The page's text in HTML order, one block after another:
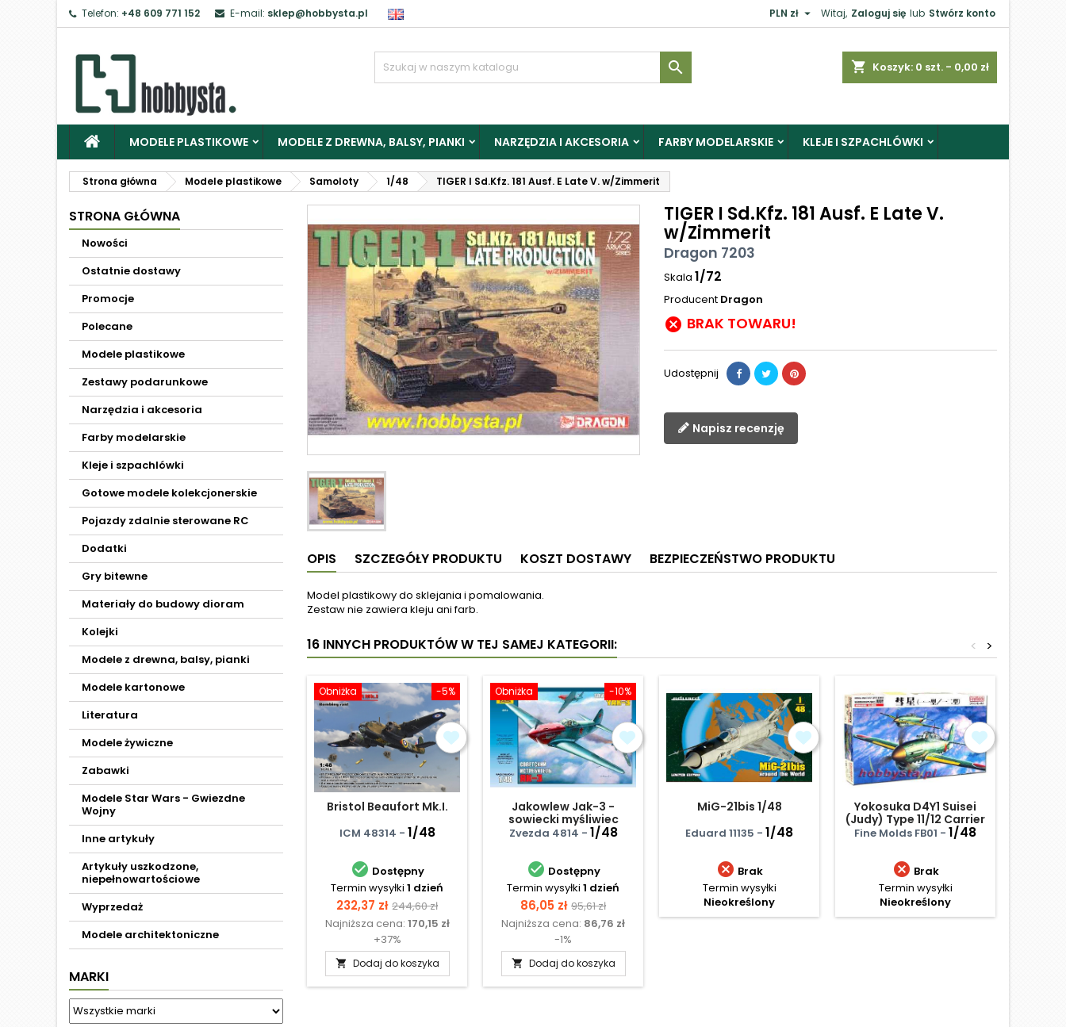
Telefon: +48 609 771 152 E-mail: sklep@hobbysta.pl Witaj, Zaloguj się lub Stwórz konto
PLN zł 
shopping_cart Koszyk: 0 szt. - 0,00 zł

MODELE PLASTIKOWE MODELE Z DREWNA, BALSY, PIANKI NARZĘDZIA I AKCESORIA FARBY MODELARSKIE KLEJE I SZPACHLÓWKI
Strona główna Modele plastikowe Samoloty 1/48 TIGER I Sd.Kfz. 181 Ausf. E Late V. w/Zimmerit
STRONA GŁÓWNA
Nowości
Ostatnie dostawy
Promocje
Polecane
Modele plastikowe
Zestawy podarunkowe
Narzędzia i akcesoria
Farby modelarskie
Kleje i szpachlówki
Gotowe modele kolekcjonerskie
Pojazdy zdalnie sterowane RC
Dodatki
Gry bitewne
Materiały do budowy dioram
Kolejki
Modele z drewna, balsy, pianki
Modele kartonowe
Literatura
Modele żywiczne
Zabawki
Modele Star Wars - Gwiezdne
Wojny
Inne artykuły
Artykuły uszkodzone,
niepełnowartościowe
Wyprzedaż
Modele architektoniczne
MARKI
TIGER I Sd.Kfz. 181 Ausf. E Late V.
w/Zimmerit
Dragon 7203
Skala 1/72
Producent Dragon
 BRAK TOWARU!
Udostępnij
Napisz recenzję
OPIS SZCZEGÓŁY PRODUKTU KOSZT DOSTAWY BEZPIECZEŃSTWO PRODUKTU
Model plastikowy do sklejania i pomalowania.
Zestaw nie zawiera kleju ani farb.
16 INNYCH PRODUKTÓW W TEJ SAMEJ KATEGORII: >
<
-5%
Obniżka
Bristol Beaufort Mk.I.
ICM 48314 - 1/48
 Dostępny
Termin wysyłki 1 dzień
Cena
232,37 zł Cena
podstawowa
244,60 zł
Najniższa cena: 170,15 zł
+37%
 Dodaj do koszyka
-10%
Obniżka
Jakowlew Jak-3 -
sowiecki myśliwiec
Zvezda 4814 - 1/48
 Dostępny
Termin wysyłki 1 dzień
Cena
86,05 zł Cena
podstawowa
95,61 zł
Najniższa cena: 86,76 zł
-1%
 Dodaj do koszyka
MiG-21bis 1/48
Eduard 11135 - 1/48
 Brak
Termin wysyłki
Nieokreślony
Yokosuka D4Y1 Suisei
(Judy) Type 11/12 Carrier
bomber
Fine Molds FB01 - 1/48
 Brak
Termin wysyłki
Nieokreślony